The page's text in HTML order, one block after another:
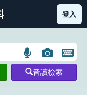
部首索引表圖示
登入
語
言
搜
圖
片
搜
開
鍵
音讀檢索